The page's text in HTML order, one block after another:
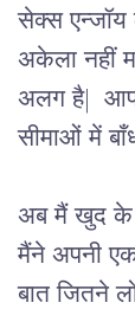
सेक्स एन्जॉय
अकेला नहीं
अलग है|
सीमाओं में
अब मैं खुद के
मैंने अपनी
बात जितने